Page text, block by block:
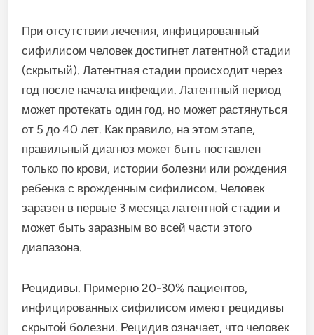
При отсутствии лечения, инфицированный
сифилисом человек достигнет латентной стадии
(скрытый). Латентная стадии происходит через
год после начала инфекции. Латентный период
может протекать один год, но может растянуться
от 5 до 40 лет. Как правило, на этом этапе,
правильный диагноз может быть поставлен
только по крови, истории болезни или рождения
ребенка с врожденным сифилисом. Человек
заразен в первые 3 месяца латентной стадии и
может быть заразным во всей части этого
диапазона.
Рецидивы. Примерно 20-30% пациентов,
инфицированных сифилисом имеют рецидивы
скрытой болезни. Рецидив означает, что человек